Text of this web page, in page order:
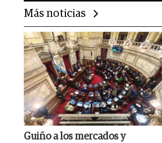
Más noticias
Guiño a los mercados y